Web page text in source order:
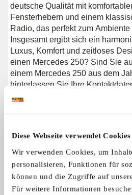
Diese Webseite verwendet Cookies
Wir verwenden Cookies, um
personalisieren, Funktionen für
können und die Zugriffe auf
Für weitere Informationen
deutsche Qualität mit
Fensterhebern und einem
Radio, das perfekt zum
Insgesamt ergibt sich ein
Luxus, Komfort und zeitloses
einen Mercedes 250? Sind Sie
einem Mercedes 250 aus dem
hinterlassen Sie Ihre
rufen Sie uns direkt unter +31
Verkaufsberater beantworten
liefern Ihnen Ihr Auto mit Tüv, H-
Fahrzeugbrief, gegen Aufpreis.
Importsteuer mehr. Auch können
unsere Finanzierungspartner